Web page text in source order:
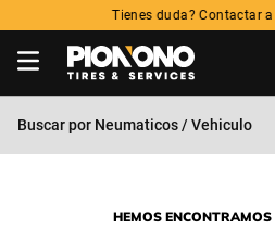
Tienes duda? Contactar
Buscar por Neumaticos / Vehiculo
HEMOS ENCONTRAMOS